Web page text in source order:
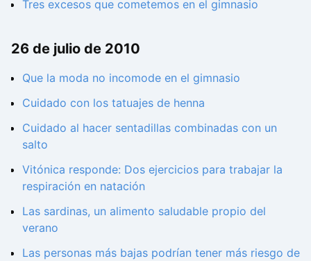
Tres excesos que cometemos en el gimnasio
26 de julio de 2010
Que la moda no incomode en el gimnasio
Cuidado con los tatuajes de henna
Cuidado al hacer sentadillas combinadas con un
salto
Vitónica responde: Dos ejercicios para trabajar la
respiración en natación
Las sardinas, un alimento saludable propio del
verano
Las personas más bajas podrían tener más riesgo de